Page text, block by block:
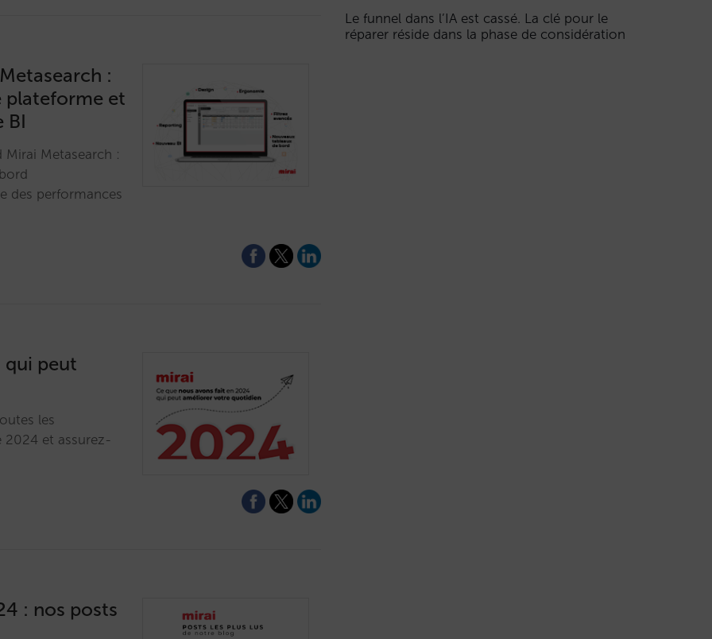
:
plateforme et
BI
Metasearch :
des performances
qui peut
les
2024 et assurez-
: nos posts
Le funnel dans l’IA est cassé. La clé pour le
réparer réside dans la phase de considération